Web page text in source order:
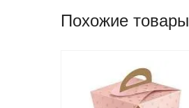
Похожие товары